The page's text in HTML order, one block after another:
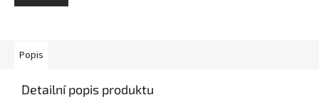
Popis
Detailní popis produktu